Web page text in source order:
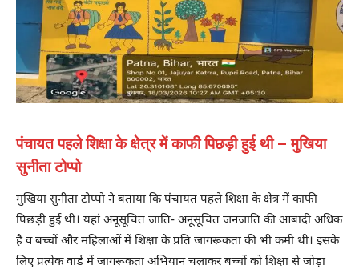
पंचायत पहले शिक्षा के क्षेत्र में काफी पिछड़ी हुई थी – मुखिया
सुनीता टोप्पो
मुखिया सुनीता टोप्पो ने बताया कि पंचायत पहले शिक्षा के क्षेत्र में काफी
पिछड़ी हुई थी। यहां अनूसूचित जाति- अनूसूचित जनजाति की आबादी अधिक
है व बच्चों और महिलाओं में शिक्षा के प्रति जागरूकता की भी कमी थी। इसके
लिए प्रत्येक वार्ड में जागरूकता अभियान चलाकर बच्चों को शिक्षा से जोड़ा